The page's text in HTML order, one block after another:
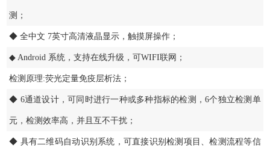
测；
◆ 全中文 7英寸高清液晶显示，触摸屏操作；
◆ Android 系统，支持在线升级，可WIFI联网；
检测原理:荧光定量免疫层析法；
◆ 6通道设计，可同时进行一种或多种指标的检测，6个独立检测单
元，检测效率高，并且互不干扰；
◆ 具有二维码自动识别系统，可直接识别检测项目、检测流程等信